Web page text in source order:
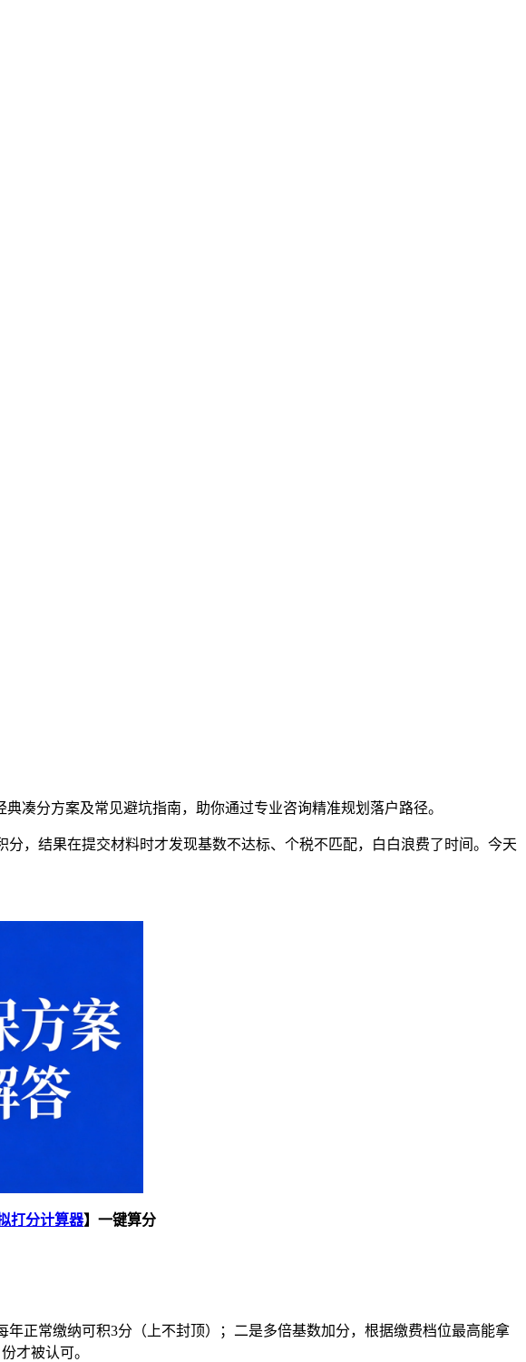
凑分方案及常见避坑指南，助你通过专业咨询精准规划落户路径。
，结果在提交材料时才发现基数不达标、个税不匹配，白白浪费了时间。今天
打分计算器】一键算分
正常缴纳可积3分（上不封顶）；二是多倍基数加分，根据缴费档位最高能拿
才被认可。